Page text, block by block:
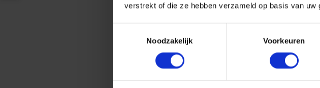
verstrekt of die ze hebben verzameld op basis van uw
Noodzakelijk
Voorkeuren